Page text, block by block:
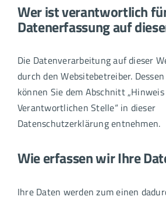
Wer ist verantwortlich
Datenerfassung auf
Die Datenverarbeitung auf dieser
durch den Websitebetreiber.
können Sie dem Abschnitt
Verantwortlichen Stelle“ in dieser
Datenschutzerklärung entnehmen.
Wie erfassen wir Ihre
Ihre Daten werden zum einen